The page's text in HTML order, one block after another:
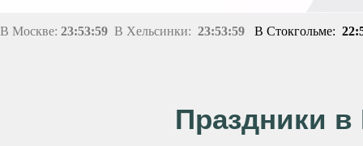
В Москве: 23:53:59 В Хельсинки: 23:53:59 В Стокгольме:
Праздники